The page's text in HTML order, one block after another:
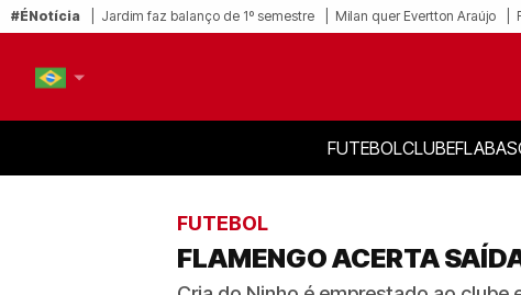
#ÉNotícia Jardim faz balanço de 1º semestre Milan quer Evertton Araújo
FUTEBOLCLUBE
FUTEBOL
FLAMENGO ACERTA